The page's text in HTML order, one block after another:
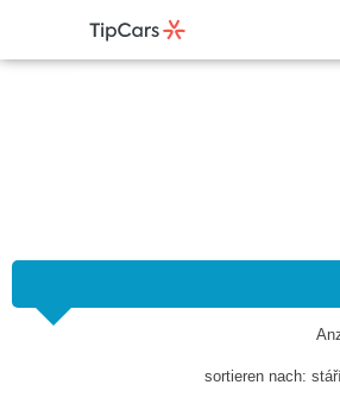
sortieren nach: